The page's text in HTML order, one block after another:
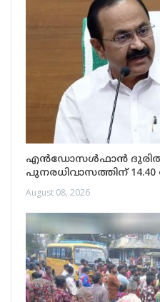
എന്‍ഡോസള്‍ഫാന്‍
പുനരധിവാസത്തിന്
August 08, 2026